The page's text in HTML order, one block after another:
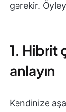
gerekir.
1. Hibrit
anlayın
Kendinize